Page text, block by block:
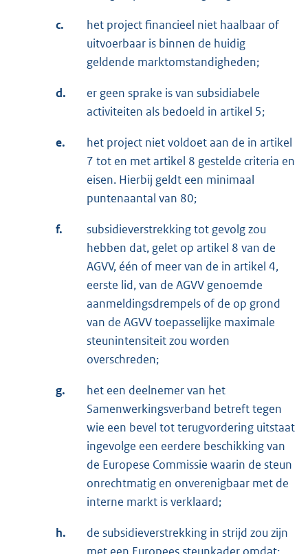
l
i
n
:
k
:
c.
het project financieel niet haalbaar of
uitvoerbaar is binnen de huidig
geldende marktomstandigheden;
d.
er geen sprake is van subsidiabele
activiteiten als bedoeld in artikel 5;
e.
het project niet voldoet aan de in artikel
7 tot en met artikel 8 gestelde criteria en
eisen. Hierbij geldt een minimaal
puntenaantal van 80;
f.
subsidieverstrekking tot gevolg zou
hebben dat, gelet op artikel 8 van de
AGVV, één of meer van de in artikel 4,
eerste lid, van de AGVV genoemde
aanmeldingsdrempels of de op grond
van de AGVV toepasselijke maximale
steunintensiteit zou worden
overschreden;
g.
het een deelnemer van het
Samenwerkingsverband betreft tegen
wie een bevel tot terugvordering uitstaat
ingevolge een eerdere beschikking van
de Europese Commissie waarin de steun
onrechtmatig en onverenigbaar met de
interne markt is verklaard;
h.
de subsidieverstrekking in strijd zou zijn